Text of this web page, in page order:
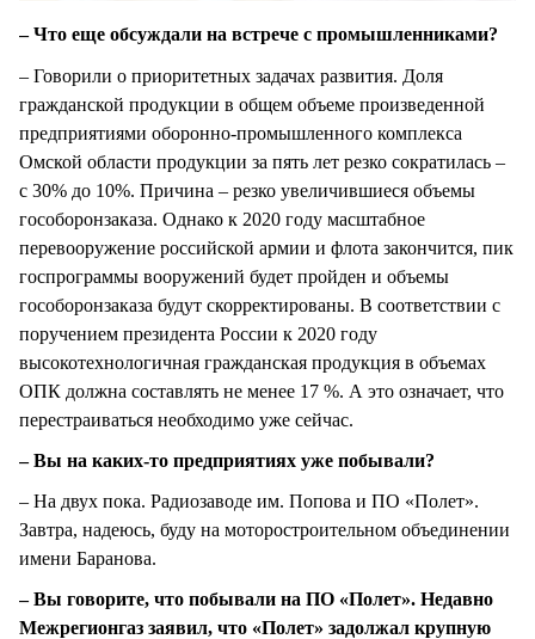
– Что еще обсуждали на встрече с промышленниками?
– Говорили о приоритетных задачах развития. Доля
гражданской продукции в общем объеме произведенной
предприятиями оборонно-промышленного комплекса
Омской области продукции за пять лет резко сократилась –
с 30% до 10%. Причина – резко увеличившиеся объемы
гособоронзаказа. Однако к 2020 году масштабное
перевооружение российской армии и флота закончится, пик
госпрограммы вооружений будет пройден и объемы
гособоронзаказа будут скорректированы. В соответствии с
поручением президента России к 2020 году
высокотехнологичная гражданская продукция в объемах
ОПК должна составлять не менее 17 %. А это означает, что
перестраиваться необходимо уже сейчас.
– Вы на каких-то предприятиях уже побывали?
– На двух пока. Радиозаводе им. Попова и ПО «Полет».
Завтра, надеюсь, буду на моторостроительном объединении
имени Баранова.
– Вы говорите, что побывали на ПО «Полет». Недавно
Межрегионгаз заявил, что «Полет» задолжал крупную